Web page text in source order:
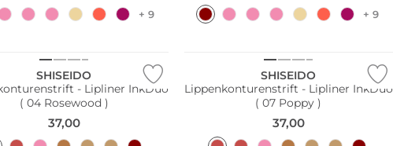
+ 9 + 9
SHISEIDO
- Lipliner InkDuo
( 04 Rosewood )
37,00
SHISEIDO
Lippenkonturenstrift - Lipliner InkDuo
( 07 Poppy )
37,00